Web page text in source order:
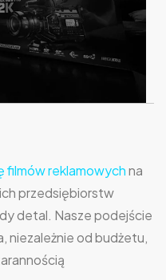
filmów reklamowychna
przedsiębiorstw
detal. Nasze podejście
niezależnie od budżetu,